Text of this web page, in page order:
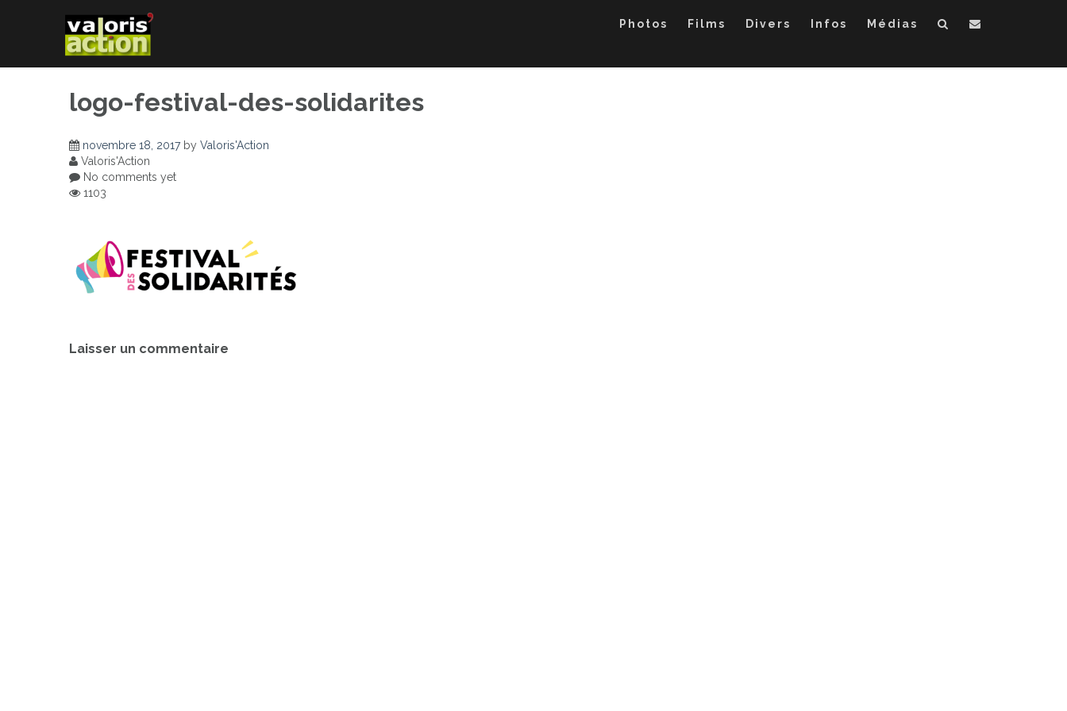
Photos Films Divers Infos Médias
logo-festival-des-solidarites
novembre 18, 2017by Valoris'Action
Valoris'Action
No comments yet
1103
de
Laisser un commentaire